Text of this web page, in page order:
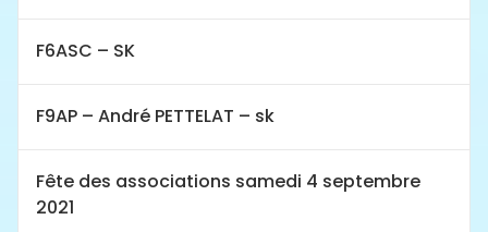
F6ASC – SK
F9AP – André PETTELAT – sk
Fête des associations samedi 4 septembre
2021